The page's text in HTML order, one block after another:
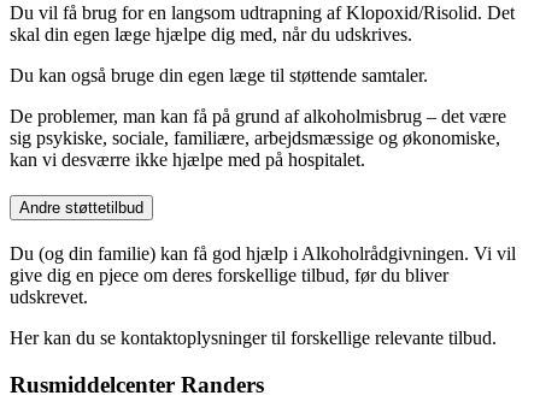
Du vil få brug for en langsom udtrapning af Klopoxid/Risolid. Det
skal din egen læge hjælpe dig med, når du udskrives.
Du kan også bruge din egen læge til støttende samtaler.
De problemer, man kan få på grund af alkoholmisbrug – det være
sig psykiske, sociale, familiære, arbejdsmæssige og økonomiske,
kan vi desværre ikke hjælpe med på hospitalet.
Andre støttetilbud
Du (og din familie) kan få god hjælp i Alkoholrådgivningen. Vi vil
give dig en pjece om deres forskellige tilbud, før du bliver
udskrevet.
Her kan du se kontaktoplysninger til forskellige relevante tilbud.
Rusmiddelcenter Randers